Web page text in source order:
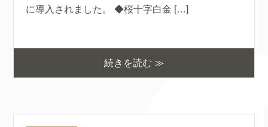
に導入されました。 ◆桜十字白金 […]
続きを読む ≫